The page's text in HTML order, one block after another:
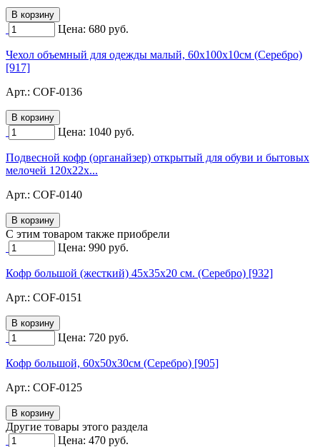
Цена: 680 руб.
Чехол объемный для одежды малый, 60х100х10см (Серебро)
[917]
Арт.: COF-0136
Цена: 1040 руб.
Подвесной кофр (органайзер) открытый для обуви и бытовых
мелочей 120х22х...
Арт.: COF-0140
C этим товаром также приобрели
Цена: 990 руб.
Кофр большой (жесткий) 45х35х20 см. (Серебро) [932]
Арт.: COF-0151
Цена: 720 руб.
Кофр большой, 60х50х30см (Серебро) [905]
Арт.: COF-0125
Другие товары этого раздела
Цена: 470 руб.